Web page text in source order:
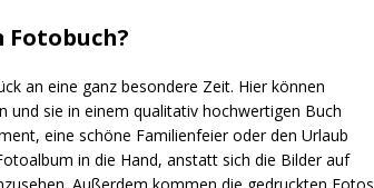
Fotobuch?
an eine ganz besondere Zeit. Hier können
sie in einem qualitativ hochwertigen Buch
eine schöne Familienfeier oder den Urlaub
in die Hand, anstatt sich die Bilder auf